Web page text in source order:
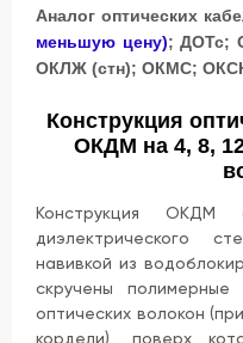
Аналог оптических
меньшую цену); ДОТс;
ОКЛЖ (стн); ОКМС;
Конструкция
ОКДМ на 4, 8,
Конструкция ОКДМ
диэлектрического
навивкой из
скручены
оптических волокон
кордели), поверх